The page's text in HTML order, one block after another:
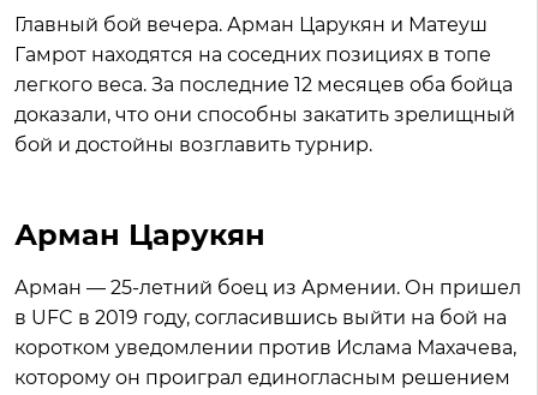
Главный бой вечера. Арман Царукян и Матеуш
Гамрот находятся на соседних позициях в топе
легкого веса. За последние 12 месяцев оба бойца
доказали, что они способны закатить зрелищный
бой и достойны возглавить турнир.
Арман Царукян
Арман — 25-летний боец из Армении. Он пришел
в UFC в 2019 году, согласившись выйти на бой на
коротком уведомлении против Ислама Махачева,
которому он проиграл единогласным решением